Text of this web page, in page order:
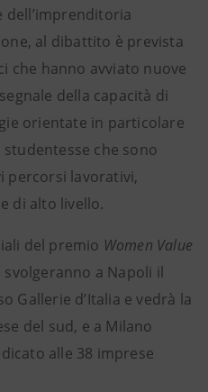
dell’imprenditoria
al dibattito è prevista
che hanno avviato nuove
della capacità di
orientate in particolare
che sono
percorsi lavorativi,
di alto livello.
del premio Women Value
svolgeranno a Napoli il
Gallerie d’Italia e vedrà la
del sud, e a Milano
alle 38 imprese